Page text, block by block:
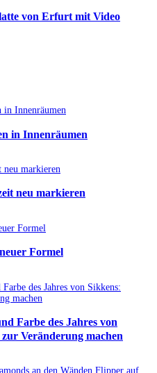
von Erfurt mit Video
in Innenräumen
neu markieren
Formel
Farbe des Jahres von
Veränderung machen